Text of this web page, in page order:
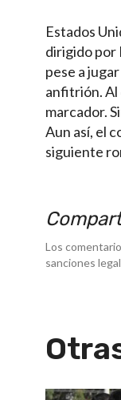
Estados
dirigido por
pese a
anfitrión. Al
marcador.
Aun así, el
siguiente
Los
sanciones